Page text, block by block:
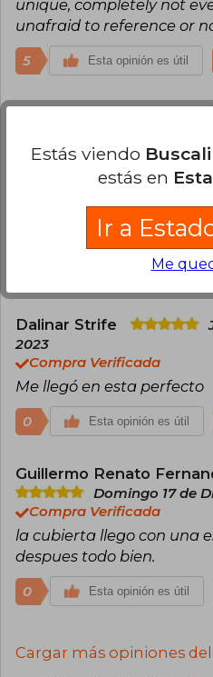
unique, completely not
unafraid to reference or
5 Esta opinión es útil
Compra Verificada
Una de mis historias
iba incluso habiendo leído
Super recomendable
Esta opinión es útil
Dalinar Strife
2023
Compra Verificada
Me llegó en esta perfecto
0 Esta opinión es útil
Guillermo Renato
Domingo 17 de
Compra Verificada
la cubierta llego con una
despues todo bien.
0 Esta opinión es útil
Cargar más opiniones
Estás viendo
estás en
Ir a
Me